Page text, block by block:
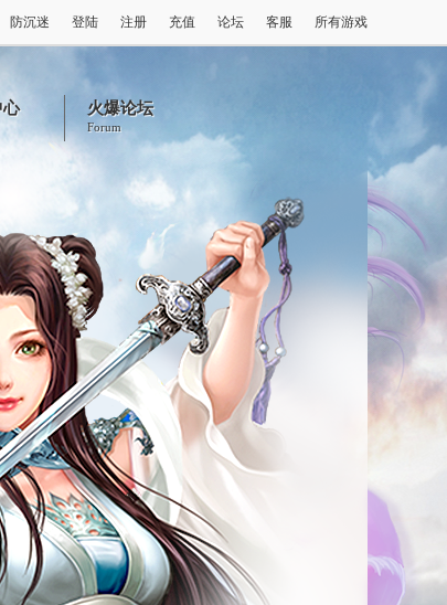
防沉迷 登陆 注册 充值 论坛 客服 所有游戏
心 火爆论坛
Forum